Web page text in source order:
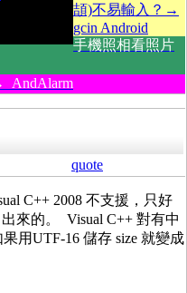
頡)不易輸入？→
gcin Android
手機照相看照片
AndAlarm
quote
C++ 2008 不支援，只好
來的。 Visual C++ 對有中
用UTF-16 儲存 size 就變成